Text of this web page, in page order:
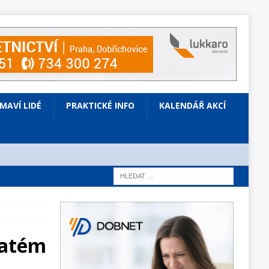
LIDÉ PRAKTICKÉ INFO KALENDÁŘ AKCÍ